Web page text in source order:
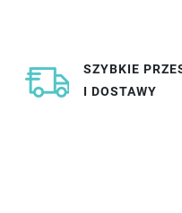
SZYBKIE
I DOSTAWY